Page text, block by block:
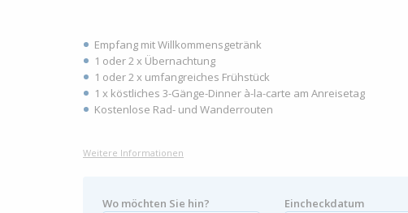
Empfang mit Willkommensgetränk
1 oder 2 x Übernachtung
1 oder 2 x umfangreiches Frühstück
1 x köstliches 3-Gänge-Dinner à-la-carte am Anreisetag
Kostenlose Rad- und Wanderrouten
Weitere Informationen
Wo möchten Sie hin? Eincheckdatum